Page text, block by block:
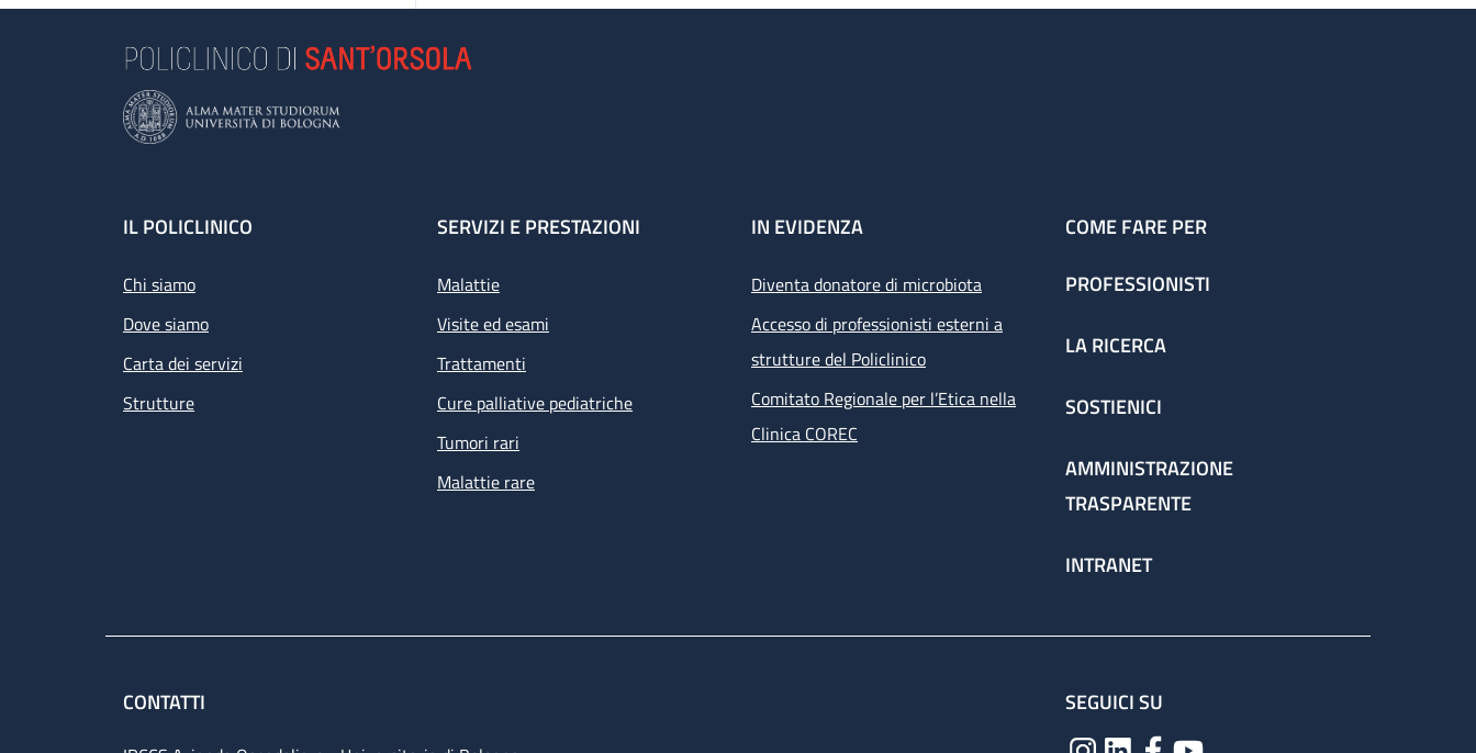
Footer
IL POLICLINICO
Chi siamo
Dove siamo
Carta dei servizi
Strutture
SERVIZI E PRESTAZIONI
Malattie
Visite ed esami
Trattamenti
Cure palliative pediatriche
Tumori rari
Malattie rare
IN EVIDENZA
Diventa donatore di microbiota
Accesso di professionisti esterni a
strutture del Policlinico
Comitato Regionale per l’Etica nella
Clinica COREC
COME FARE PER
PROFESSIONISTI
LA RICERCA
SOSTIENICI
AMMINISTRAZIONE
TRASPARENTE
INTRANET
CONTATTI SEGUICI SU